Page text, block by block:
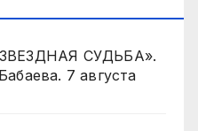
СУДЬБА».
7 августа